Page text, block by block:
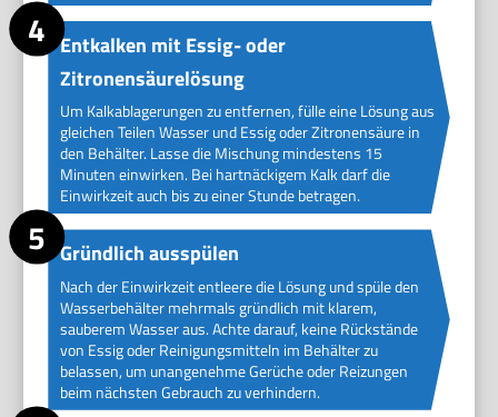
Entkalken mit Essig- oder
Zitronensäurelösung
Um Kalkablagerungen zu entfernen, fülle eine Lösung aus
gleichen Teilen Wasser und Essig oder Zitronensäure in
den Behälter. Lasse die Mischung mindestens 15
Minuten einwirken. Bei hartnäckigem Kalk darf die
Einwirkzeit auch bis zu einer Stunde betragen.
Gründlich ausspülen
Nach der Einwirkzeit entleere die Lösung und spüle den
Wasserbehälter mehrmals gründlich mit klarem,
sauberem Wasser aus. Achte darauf, keine Rückstände
von Essig oder Reinigungsmitteln im Behälter zu
belassen, um unangenehme Gerüche oder Reizungen
beim nächsten Gebrauch zu verhindern.